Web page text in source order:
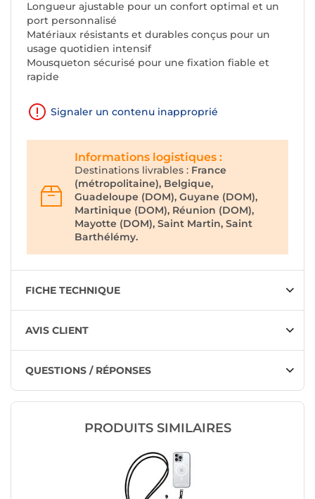
Longueur ajustable pour un confort optimal et un
port personnalisé
Matériaux résistants et durables conçus pour un
usage quotidien intensif
Mousqueton sécurisé pour une fixation fiable et
rapide
Signaler un contenu inapproprié
Informations logistiques :
Destinations livrables : France
(métropolitaine), Belgique,
Guadeloupe (DOM), Guyane (DOM),
Martinique (DOM), Réunion (DOM),
Mayotte (DOM), Saint Martin, Saint
Barthélémy.
FICHE TECHNIQUE
AVIS CLIENT
QUESTIONS / RÉPONSES
PRODUITS SIMILAIRES